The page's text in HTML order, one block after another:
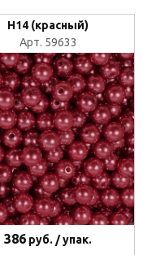
Н14 (красный)
Арт. 59633
386 руб. / упак.